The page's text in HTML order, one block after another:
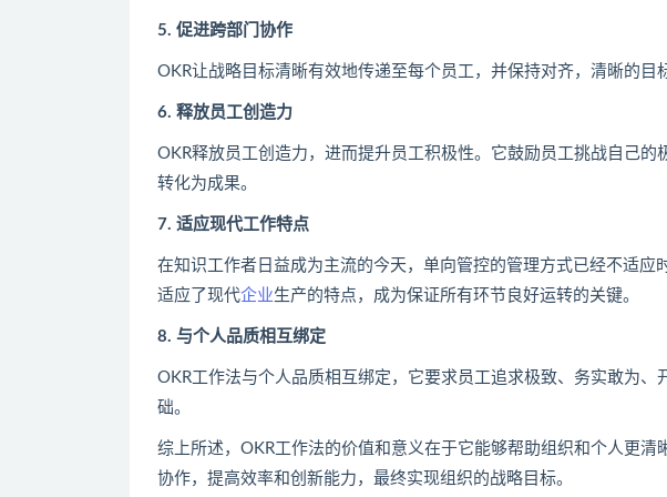
5. 促进跨部门协作
OKR让战略目标清晰有效地传递至每个员工，并保持对齐，清晰的目
6. 释放员工创造力
OKR释放员工创造力，进而提升员工积极性。它鼓励员工挑战自己
转化为成果。
7. 适应现代工作特点
在知识工作者日益成为主流的今天，单向管控的管理方式已经不适应
适应了现代企业生产的特点，成为保证所有环节良好运转的关键。
8. 与个人品质相互绑定
OKR工作法与个人品质相互绑定，它要求员工追求极致、务实敢为
础。
综上所述，OKR工作法的价值和意义在于它能够帮助组织和个人更
协作，提高效率和创新能力，最终实现组织的战略目标。